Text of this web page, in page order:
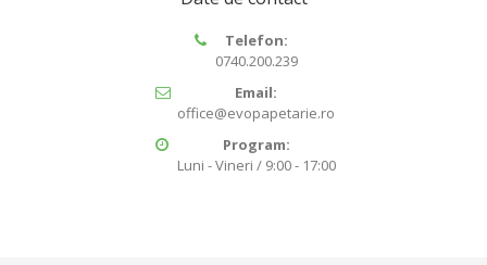
Telefon:
0740.200.239
Email:
office@evopapetarie.ro
Program:
Luni - Vineri / 9:00 - 17:00